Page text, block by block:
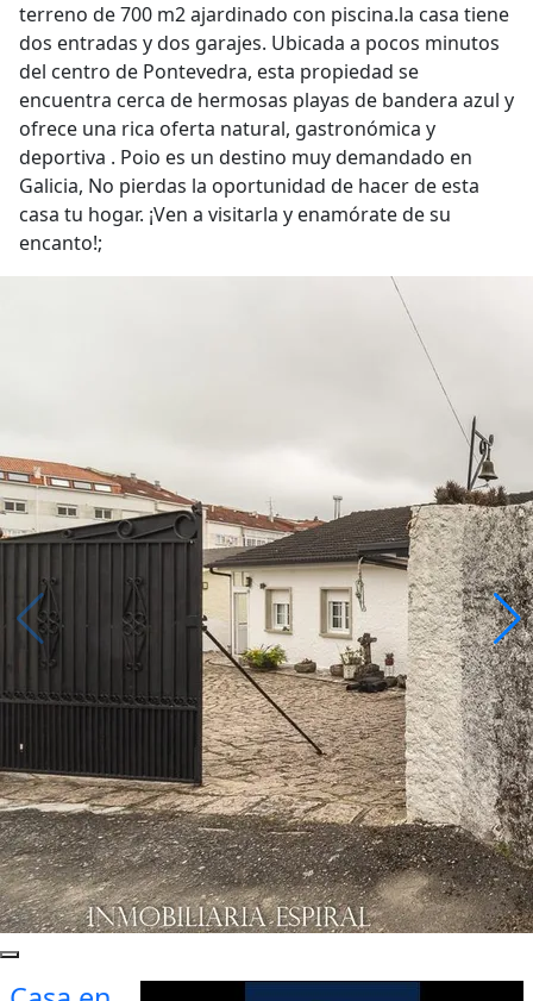
terreno de 700 m2 ajardinado con piscina.la casa tiene
dos entradas y dos garajes. Ubicada a pocos minutos
del centro de Pontevedra, esta propiedad se
encuentra cerca de hermosas playas de bandera azul y
ofrece una rica oferta natural, gastronómica y
deportiva . Poio es un destino muy demandado en
Galicia, No pierdas la oportunidad de hacer de esta
casa tu hogar. ¡Ven a visitarla y enamórate de su
encanto!;